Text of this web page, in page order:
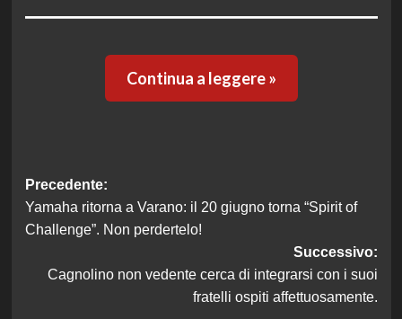
Continua a leggere »
Navigazione
articolo
Precedente:
Yamaha ritorna a Varano: il 20 giugno torna “Spirit of
Challenge”. Non perdertelo!
Successivo:
Cagnolino non vedente cerca di integrarsi con i suoi
fratelli ospiti affettuosamente.